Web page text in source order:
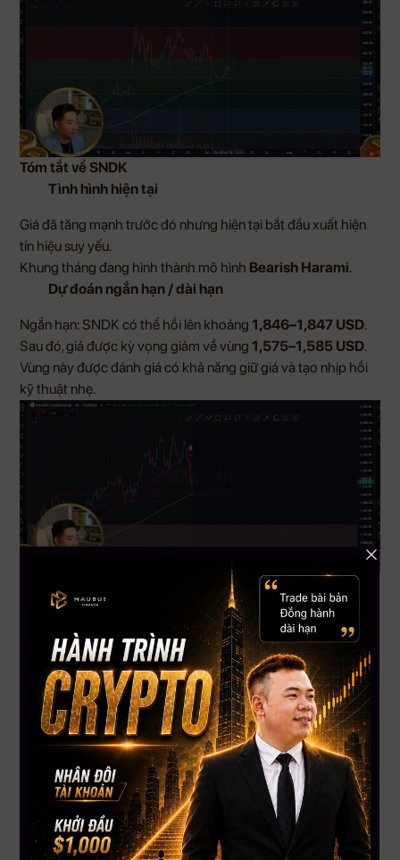
Tóm tắt về SNDK
Tình hình hiện tại
Giá đã tăng mạnh trước đó nhưng hiện tại bắt đầu xuất hiện
tín hiệu suy yếu.
Khung tháng đang hình thành mô hình Bearish Harami.
Dự đoán ngắn hạn / dài hạn
Ngắn hạn: SNDK có thể hồi lên khoảng 1,846–1,847 USD.
Sau đó, giá được kỳ vọng giảm về vùng 1,575–1,585 USD.
Vùng này được đánh giá có khả năng giữ giá và tạo nhịp hồi
kỹ thuật nhẹ.
Giá đã tăng từ khoảng9.30 USDlên gần11 USD, đúng với
kịch bản trước đó.
Hiện tại xuất hiện Bullish Divergencetrên khung ngày
nhưng xu hướng tổng thể vẫn là giảm.
Dự đoán ngắn hạn / dài hạn
Ngắn hạn: Giá có thể hồi lên khoảng 5.45 USD trước khi
giảm về4.15–4.20 USD.
Sau nhịp giảm, giá được kỳ vọng tăng lên khoảng
7.50 USD.
2. Phân tích thị trường Crypto